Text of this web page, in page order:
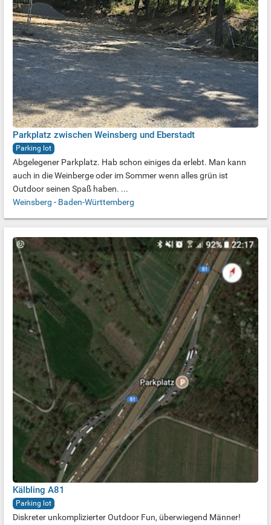
Parkplatz zwischen Weinsberg und Eberstadt
Parking lot
Abgelegener Parkplatz. Hab schon einiges da erlebt. Man kann
auch in die Weinberge oder im Sommer wenn alles grün ist
Outdoor seinen Spaß haben. ...
Weinsberg - Baden-Württemberg
Kälbling A81
Parking lot
Diskreter unkomplizierter Outdoor Fun, überwiegend Männer!